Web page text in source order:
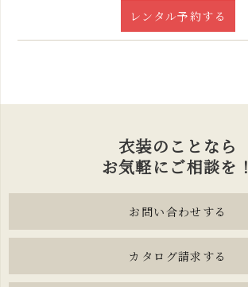
レンタル予約する
衣装のことなら
お気軽にご相談を！
お問い合わせする
カタログ請求する